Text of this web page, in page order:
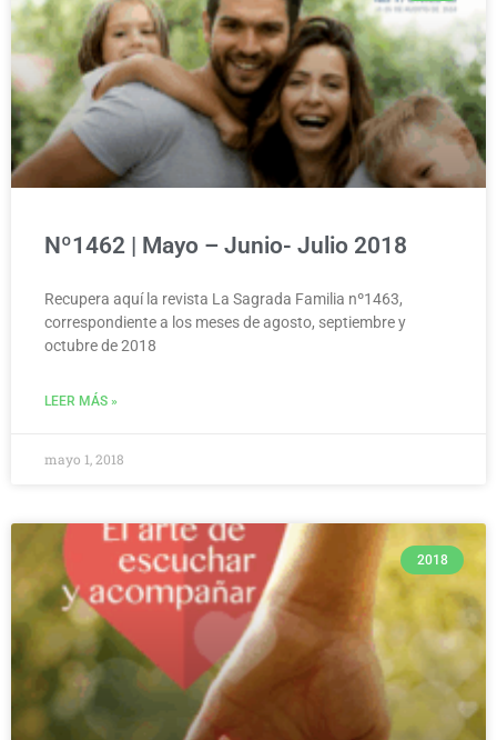
Nº1462 | Mayo – Junio- Julio 2018
Recupera aquí la revista La Sagrada Familia nº1463,
correspondiente a los meses de agosto, septiembre y
octubre de 2018
LEER MÁS »
mayo 1, 2018
2018